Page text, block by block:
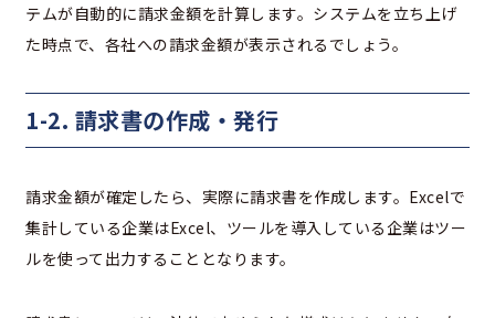
テムが自動的に請求金額を計算します。システムを立ち上げ
た時点で、各社への請求金額が表示されるでしょう。
1-2. 請求書の作成・発行
請求金額が確定したら、実際に請求書を作成します。Excelで
集計している企業はExcel、ツールを導入している企業はツー
ルを使って出力することとなります。